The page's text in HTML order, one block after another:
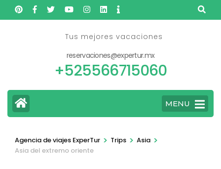
Skip
to
Tus mejores vacaciones
reservaciones@expertur.mx
+525566715060
MENU
Agencia de viajes ExperTur > Trips > Asia >
Asia del extremo oriente